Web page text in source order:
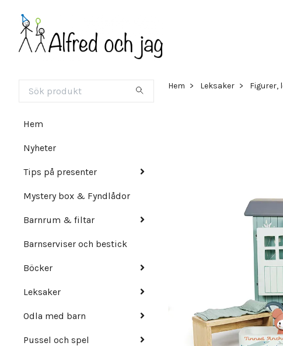
Hem
Nyheter
Tips på presenter
Mystery box & Fyndlådor
Barnrum & filtar
Barnserviser och bestick
Böcker
Leksaker
Odla med barn
Pussel och spel
Hem Leksaker Figurer,